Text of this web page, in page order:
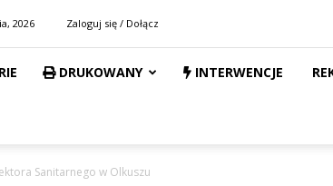
2026 Zaloguj się / Dołącz
DRUKOWANY INTERWENCJE
Sanitarnego w Olkuszu